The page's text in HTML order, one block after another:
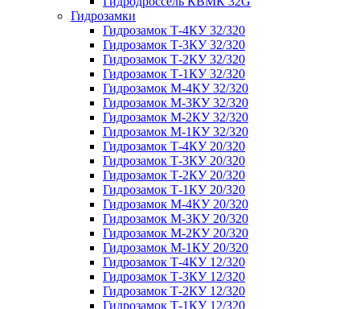
Гидрозамки
Гидрозамок Т-4КУ 32/320
Гидрозамок Т-3КУ 32/320
Гидрозамок Т-2КУ 32/320
Гидрозамок Т-1КУ 32/320
Гидрозамок М-4КУ 32/320
Гидрозамок М-3КУ 32/320
Гидрозамок М-2КУ 32/320
Гидрозамок М-1КУ 32/320
Гидрозамок Т-4КУ 20/320
Гидрозамок Т-3КУ 20/320
Гидрозамок Т-2КУ 20/320
Гидрозамок Т-1КУ 20/320
Гидрозамок М-4КУ 20/320
Гидрозамок М-3КУ 20/320
Гидрозамок М-2КУ 20/320
Гидрозамок М-1КУ 20/320
Гидрозамок Т-4КУ 12/320
Гидрозамок Т-3КУ 12/320
Гидрозамок Т-2КУ 12/320
Гидрозамок Т-1КУ 12/320